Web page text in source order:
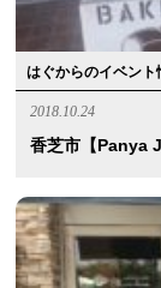
はぐからのイベント
2018.10.24
香芝市【panya